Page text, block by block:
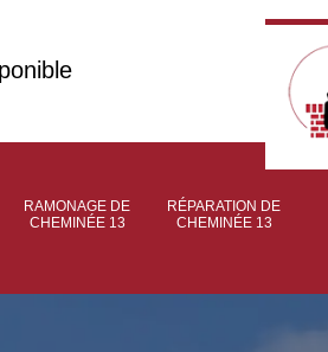
RAMONAGE DE
CHEMINÉE 13
RÉPARATION DE
CHEMINÉE 13